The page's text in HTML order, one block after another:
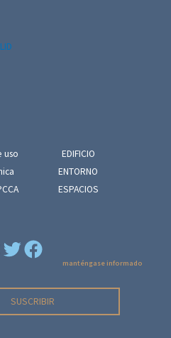
uso
EDIFICIO
ENTORNO
ESPACIOS
Facebook
manténgase informado
SUSCRIBIR